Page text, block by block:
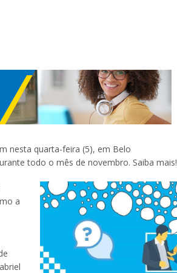
nesta quarta-feira (5), em Belo
todo o mês de novembro. Saiba mais!
a